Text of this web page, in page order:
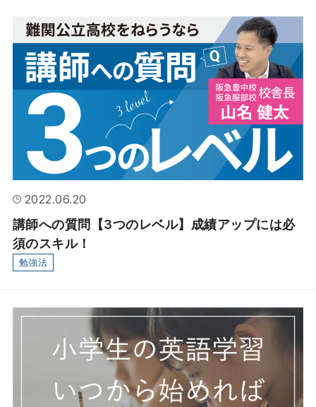
2022.06.20
講師への質問【3つのレベル】成績アップには必
須のスキル！
勉強法